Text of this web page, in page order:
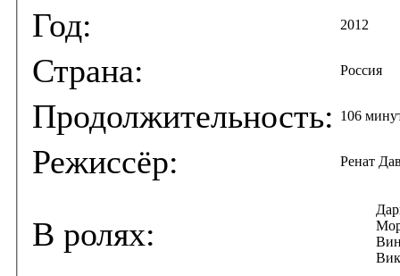
Год: 2012
Страна: Россия
Продолжительность: 106
Режиссёр: Ренат
В ролях: